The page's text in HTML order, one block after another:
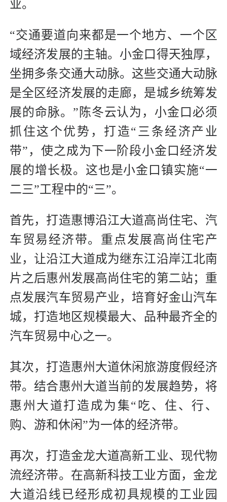
业。
“交通要道向来都是一个地方、一个区
域经济发展的主轴。小金口得天独厚，
坐拥多条交通大动脉。这些交通大动脉
是全区经济发展的走廊，是城乡统筹发
展的命脉。”陈冬云认为，小金口必须
抓住这个优势，打造“三条经济产业
带”，使之成为下一阶段小金口经济发
展的增长极。这也是小金口镇实施“一
二三”工程中的“三”。
首先，打造惠博沿江大道高尚住宅、汽
车贸易经济带。重点发展高尚住宅产
业，让沿江大道成为继东江沿岸江北南
片之后惠州发展高尚住宅的第二站；重
点发展汽车贸易产业，培育好金山汽车
城，打造地区规模最大、品种最齐全的
汽车贸易中心之一。
其次，打造惠州大道休闲旅游度假经济
带。结合惠州大道当前的发展趋势，将
惠州大道打造成为集“吃、住、行、
购、游和休闲”为一体的经济带。
再次，打造金龙大道高新工业、现代物
流经济带。在高新科技工业方面，金龙
大道沿线已经形成初具规模的工业园